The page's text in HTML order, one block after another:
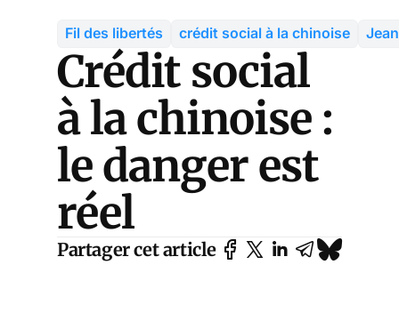
Fil des libertés crédit social à la chinoise
Crédit social
à la chinoise :
le danger est
réel
Partager cet article